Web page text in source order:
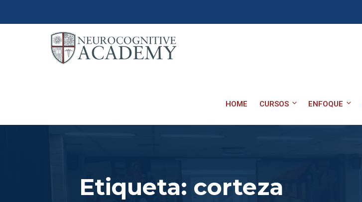
HOME CURSOS ENFOQUE
Etiqueta: corteza